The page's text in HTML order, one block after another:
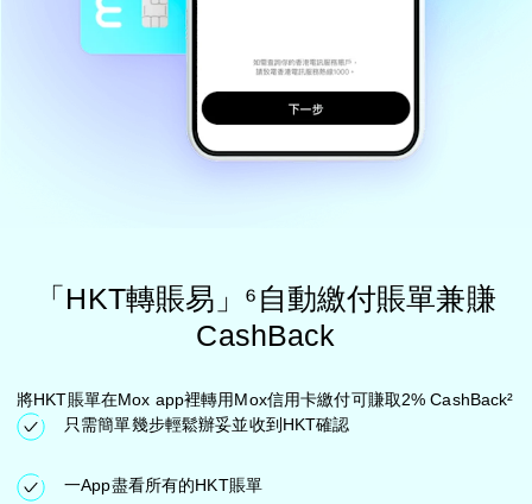
「HKT轉賬易」⁶自動繳付賬單兼賺
CashBack
將HKT賬單在Mox app裡轉用Mox信用卡繳付可賺取2% CashBack²
只需簡單幾步輕鬆辦妥並收到HKT確認
一App盡看所有的HKT賬單